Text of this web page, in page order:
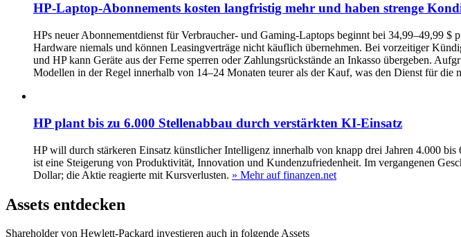
HP-Laptop-Abonnements kosten langfristig mehr und haben strenge
HPs neuer Abonnementdienst für Verbraucher- und Gaming-Laptops beginnt bei 34,99–49,99
Hardware niemals und können Leasingverträge nicht käuflich übernehmen. Bei vorzeitiger
und HP kann Geräte aus der Ferne sperren oder Zahlungsrückstände an Inkasso übergeben.
Modellen in der Regel innerhalb von 14–24 Monaten teurer als der Kauf, was den Dienst für die
HP plant bis zu 6.000 Stellenabbau durch verstärkten KI-Einsatz
HP will durch stärkeren Einsatz künstlicher Intelligenz innerhalb von knapp drei Jahren 4.000
ist eine Steigerung von Produktivität, Innovation und Kundenzufriedenheit. Im vergangenen
Dollar; die Aktie reagierte mit Kursverlusten. » Mehr auf finanzen.net
Assets entdecken
Shareholder von Hewlett-Packard investieren auch in folgende Assets